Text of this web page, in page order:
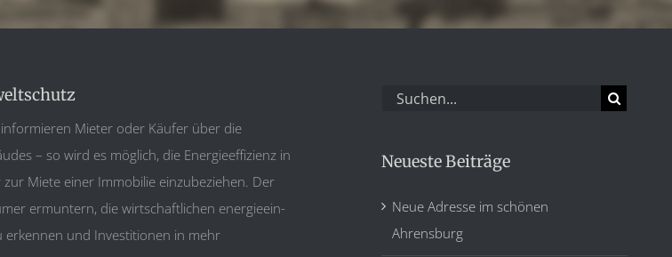
informieren Mieter oder Käufer über die
– so wird es möglich, die Energieeffizienz in
Miete einer Immobilie einzubeziehen. Der
ermuntern, die wirtschaftlichen energieein-
erkennen und Investitionen in mehr
Suche
Neueste Beiträge
Neue Adresse im schönen
Ahrensburg